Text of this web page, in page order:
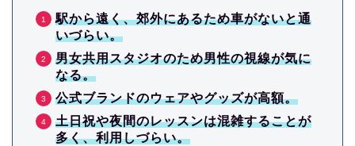
駅から遠く、郊外にあるため車がないと通
いづらい。
男女共用スタジオのため男性の視線が気に
なる。
公式ブランドのウェアやグッズが高額。
土日祝や夜間のレッスンは混雑することが
多く、利用しづらい。